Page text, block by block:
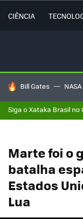
CIÊNCIA
TENDÊNCIAS DO DIA
Bill Gates NASA
Siga o Xataka Brasil no
Marte foi o
batalha
Estados
Lua